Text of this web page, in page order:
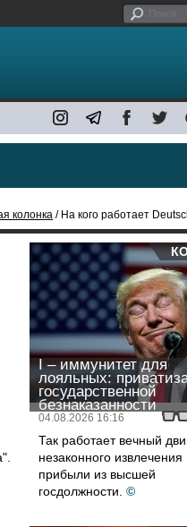
колонка / На кого работает
I – иммунитет для
лояльных:
государственной
безнаказанности
04.08.2026 16:16
Так работает вечный
незаконного извлечения
прибыли из высшей
госдолжности. ©